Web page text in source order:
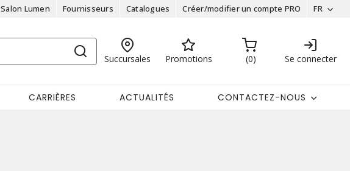
Salon Lumen Fournisseurs Catalogues Créer/modifier un compte PRO FR
Succursales Promotions 0 Se connecter
CARRIÈRES ACTUALITÉS CONTACTEZ-NOUS